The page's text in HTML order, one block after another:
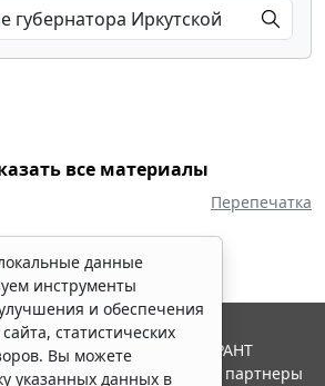
все материалы
Перепечатка
данные
инструменты
и обеспечения
статистических
Вы можете
указанных данных в
2026. Система ГАРАНТ
Компания "Гарант" и ее партнеры